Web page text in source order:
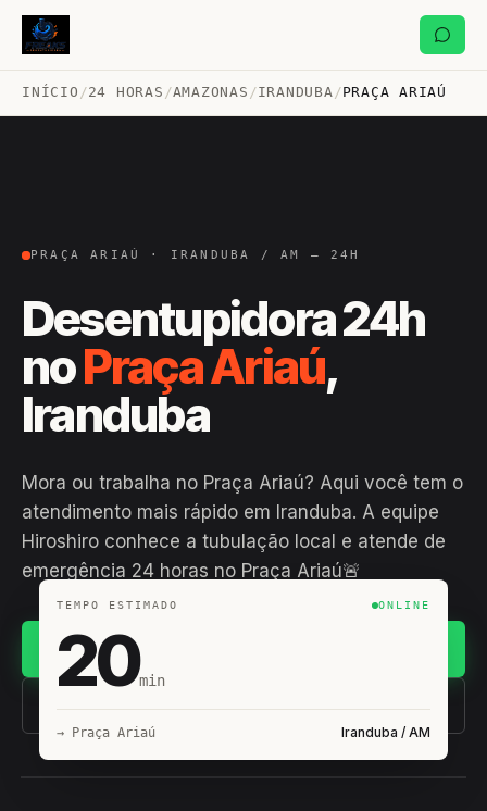
INÍCIO /24 HORAS /AMAZONAS /IRANDUBA /PRAÇA ARIAÚ
PRAÇA ARIAÚ · IRANDUBA / AM — 24H
Desentupidora 24h
noPraça Ariaú,
Iranduba
Mora ou trabalha no Praça Ariaú? Aqui você tem o
atendimento mais rápido em Iranduba. A equipe
Hiroshiro conhece a tubulação local e atende de
emergência 24 horas no Praça Ariaú🚨
(11) 93407-8838
TEMPO ESTIMADO ONLINE
20min
→ Praça Ariaú Iranduba / AM